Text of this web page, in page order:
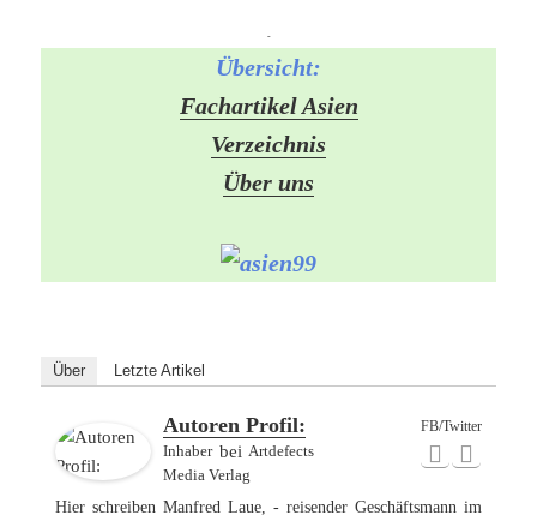
-
Übersicht:
Fachartikel Asien
Verzeichnis
Über uns
Über Letzte Artikel
FB/Twitter
Autoren Profil:
Inhaberbei Artdefects
Media Verlag
Hier schreiben Manfred Laue, - reisender Geschäftsmann im